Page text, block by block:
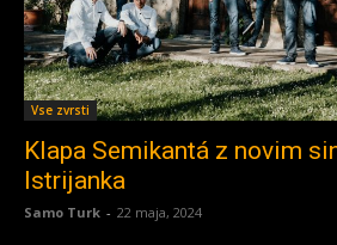
Vse zvrsti
Klapa Semikantá z novim
Istrijanka
Samo Turk - 22 maja, 2024